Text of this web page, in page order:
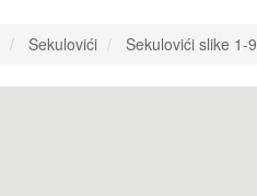
Sekulovići Sekulovići slike 1-9